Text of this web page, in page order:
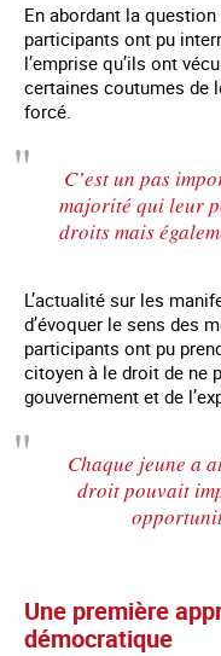
En abordant la
participants ont pu
l’emprise qu’ils ont
certaines coutumes de
forcé.
C’est un pas
majorité qui leur
droits mais
L’actualité sur les
d’évoquer le sens des
participants ont pu
citoyen à le droit de ne
gouvernement et de
Chaque jeune a
droit pouvait
Une première
démocratique